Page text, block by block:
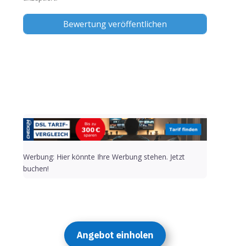
Werbung: Hier könnte Ihre Werbung stehen. Jetzt
buchen!
Angebot einholen